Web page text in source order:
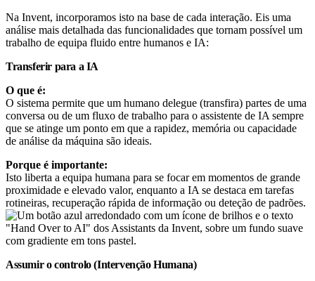
Na Invent, incorporamos isto na base de cada interação. Eis uma
análise mais detalhada das funcionalidades que tornam possível um
trabalho de equipa fluido entre humanos e IA:
Transferir para a IA
O que é:
O sistema permite que um humano delegue (transfira) partes de uma
conversa ou de um fluxo de trabalho para o assistente de IA sempre
que se atinge um ponto em que a rapidez, memória ou capacidade
de análise da máquina são ideais.
Porque é importante:
Isto liberta a equipa humana para se focar em momentos de grande
proximidade e elevado valor, enquanto a IA se destaca em tarefas
rotineiras, recuperação rápida de informação ou deteção de padrões.
Assumir o controlo (Intervenção Humana)